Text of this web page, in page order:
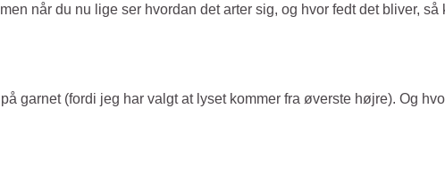
når du nu lige ser hvordan det arter sig, og hvor fedt det bliver, så
garnet (fordi jeg har valgt at lyset kommer fra øverste højre). Og